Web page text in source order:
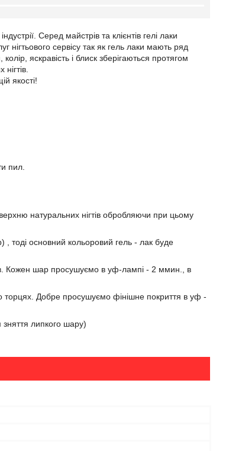
Серед майстрів та клієнтів гелі лаки
сервісу так як гель лаки мають ряд
яскравість і блиск зберігаються протягом
якості!
пил.
натуральних нігтів обробляючи при цьому
тоді основний кольоровий гель - лак буде
Кожен шар просушуємо в уф-лампі - 2 ммин., в
торцях. Добре просушуємо фінішне покриття в уф -
липкого шару)